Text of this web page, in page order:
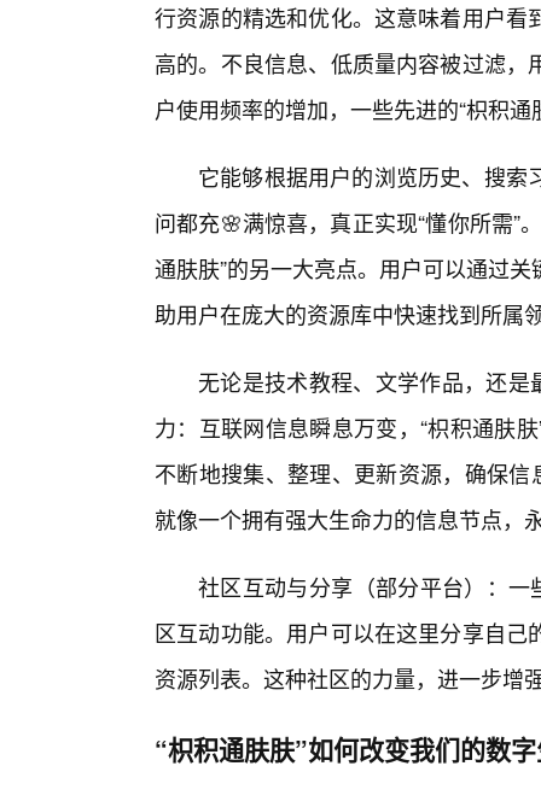
行资源的精选和优化。这意味着用户
高的。不良信息、低质量内容被过滤
户使用频率的增加，一些先进的“枳积
它能够根据用户的浏览历史、搜
问都充🌸满惊喜，真正实现“懂你所需”
通肤肤”的另一大亮点。用户可以通过
助用户在庞大的资源库中快速找到所属
无论是技术教程、文学作品，还
力：互联网信息瞬息万变，“枳积通肤
不断地搜集、整理、更新资源，确保
就像一个拥有强大生命力的信息节点，
社区互动与分享（部分平台）：一
区互动功能。用户可以在这里分享自
资源列表。这种社区的力量，进一步增
“枳积通肤肤”如何改变我们的数